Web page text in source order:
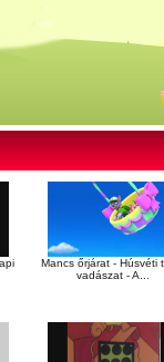
Mancs őrjárat - Húsvéti
vadászat - A...